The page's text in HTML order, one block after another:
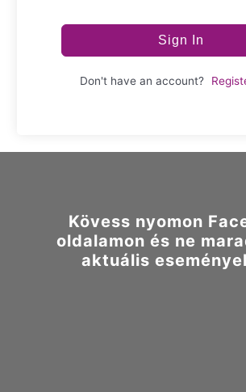
Sign In
Don't have an account?
Kövess nyomon
oldalamon és ne
aktuális